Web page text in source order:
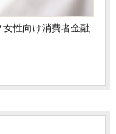
性向け消費者金融